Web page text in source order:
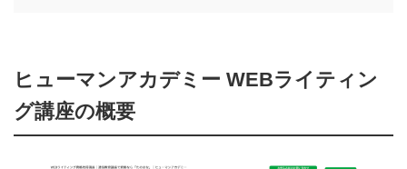
ヒューマンアカデミー WEBライティン
グ講座の概要